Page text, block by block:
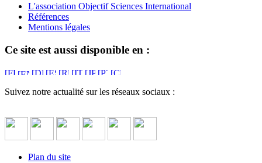
L'association Objectif Sciences International
Références
Mentions légales
Ce site est aussi disponible en :
Suivez notre actualité sur les réseaux sociaux :
Plan du site